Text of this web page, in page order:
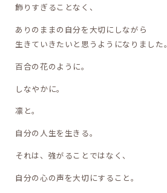
飾りすぎることなく、
ありのままの自分を大切にしながら
生きていきたいと思うようになりました。
百合の花のように。
しなやかに。
凛と。
自分の人生を生きる。
それは、強がることではなく、
自分の心の声を大切にすること。